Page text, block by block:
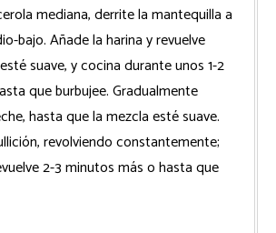
mediana, derrite la mantequilla a
bajo. Añade la harina y revuelve
suave, y cocina durante unos 1-2
que burbujee. Gradualmente
hasta que la mezcla esté suave.
revolviendo constantemente;
2-3 minutos más o hasta que